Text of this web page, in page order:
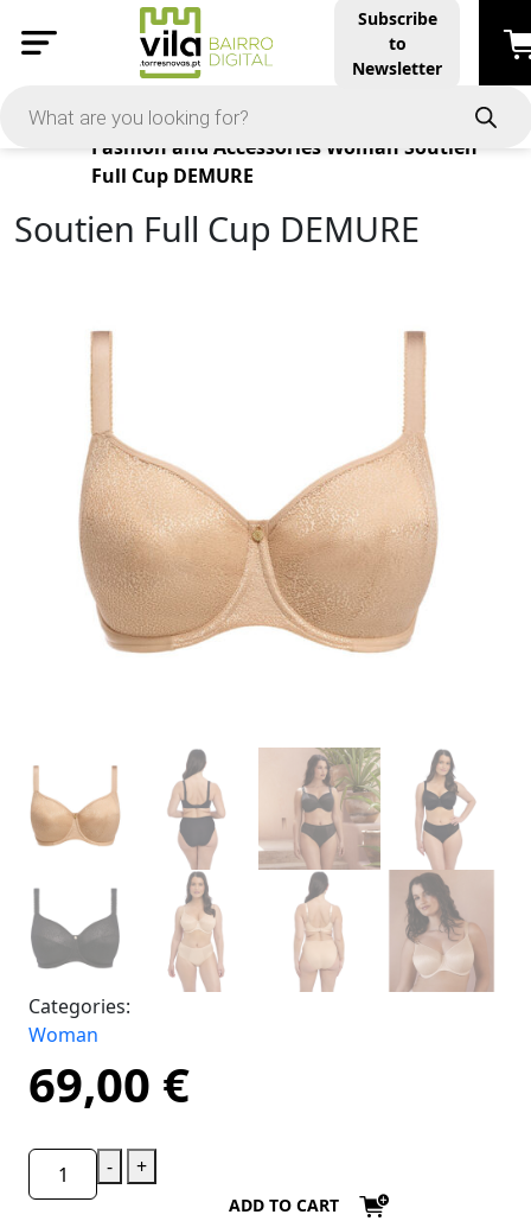
Subscribe
to
Newsletter
Products
Fashion and Accessories Woman Soutien
Full Cup DEMURE
Soutien Full Cup DEMURE
Categories:
Woman
69,00 €
- +
ADD TO CART